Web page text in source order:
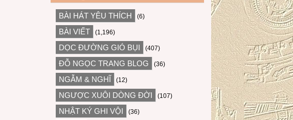
BÀI HÁT YÊU THÍCH (6)
BÀI VIẾT (1,196)
DỌC ĐƯỜNG GIÓ BỤI (407)
ĐỖ NGỌC TRANG BLOG (36)
NGẪM & NGHĨ (12)
NGƯỢC XUÔI DÒNG ĐỜI (107)
NHẬT KÝ GHI VỘI (36)